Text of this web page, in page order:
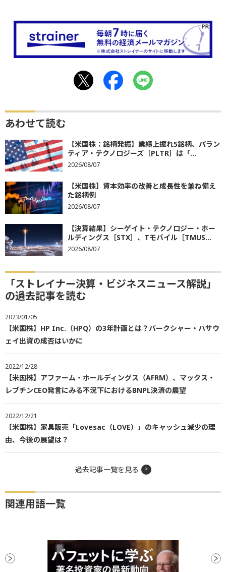
あわせて読む
【米国株：銘柄発掘】業績上振れ5銘柄、パラン
ティア・テクノロジーズ［PLTR］は「...
2026/08/07
【米国株】資本効率の改善と成長性を兼ね備え
た銘柄例
2026/08/07
【決算結果】シーゲイト・テクノロジー・ホー
ルディングス［STX］、Tモバイル［TMUS...
2026/08/07
「ストレイナー決算・ビジネスニュース解説」
の過去記事を読む
2023/01/05
【米国株】HP Inc.（HPQ）の3年計画とは？バークシャー・ハサウ
ェイ出資の成否はいかに
2022/12/28
【米国株】アファーム・ホールディングス（AFRM）、マックス・
レブチンCEO発言にみる不況下におけるBNPL決済の展望
2022/12/21
【米国株】家具販売「Lovesac（LOVE）」のキャッシュ減少の理
由、今後の展望は？
過去記事一覧を見る
関連用語一覧